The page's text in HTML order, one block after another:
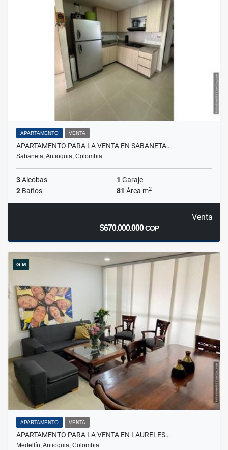
APARTAMENTO VENTA
APARTAMENTO PARA LA VENTA EN SABANETA…
Sabaneta, Antioquia, Colombia
3Alcobas 1 Garaje
2 Baños 81 Área m2
Venta
$670.000.000COP
G.M
APARTAMENTO VENTA
APARTAMENTO PARA LA VENTA EN LAURELES…
Medellín, Antioquia, Colombia